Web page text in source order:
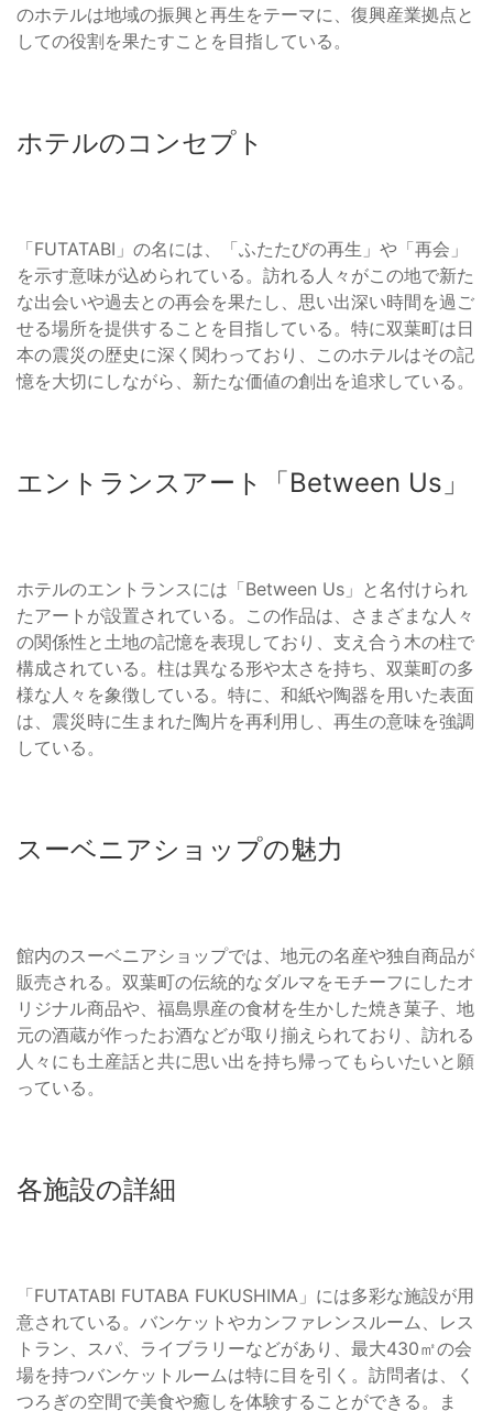
のホテルは地域の振興と再生をテーマに、復興産業拠点と
しての役割を果たすことを目指している。
ホテルのコンセプト
「FUTATABI」の名には、「ふたたびの再生」や「再会」
を示す意味が込められている。訪れる人々がこの地で新た
な出会いや過去との再会を果たし、思い出深い時間を過ご
せる場所を提供することを目指している。特に双葉町は日
本の震災の歴史に深く関わっており、このホテルはその記
憶を大切にしながら、新たな価値の創出を追求している。
エントランスアート「Between Us」
ホテルのエントランスには「Between Us」と名付けられ
たアートが設置されている。この作品は、さまざまな人々
の関係性と土地の記憶を表現しており、支え合う木の柱で
構成されている。柱は異なる形や太さを持ち、双葉町の多
様な人々を象徴している。特に、和紙や陶器を用いた表面
は、震災時に生まれた陶片を再利用し、再生の意味を強調
している。
スーベニアショップの魅力
館内のスーベニアショップでは、地元の名産や独自商品が
販売される。双葉町の伝統的なダルマをモチーフにしたオ
リジナル商品や、福島県産の食材を生かした焼き菓子、地
元の酒蔵が作ったお酒などが取り揃えられており、訪れる
人々にも土産話と共に思い出を持ち帰ってもらいたいと願
っている。
各施設の詳細
「FUTATABI FUTABA FUKUSHIMA」には多彩な施設が用
意されている。バンケットやカンファレンスルーム、レス
トラン、スパ、ライブラリーなどがあり、最大430㎡の会
場を持つバンケットルームは特に目を引く。訪問者は、く
つろぎの空間で美食や癒しを体験することができる。ま